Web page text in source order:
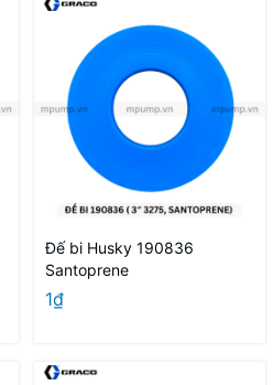
Đế bi Husky 190836
Santoprene
1₫